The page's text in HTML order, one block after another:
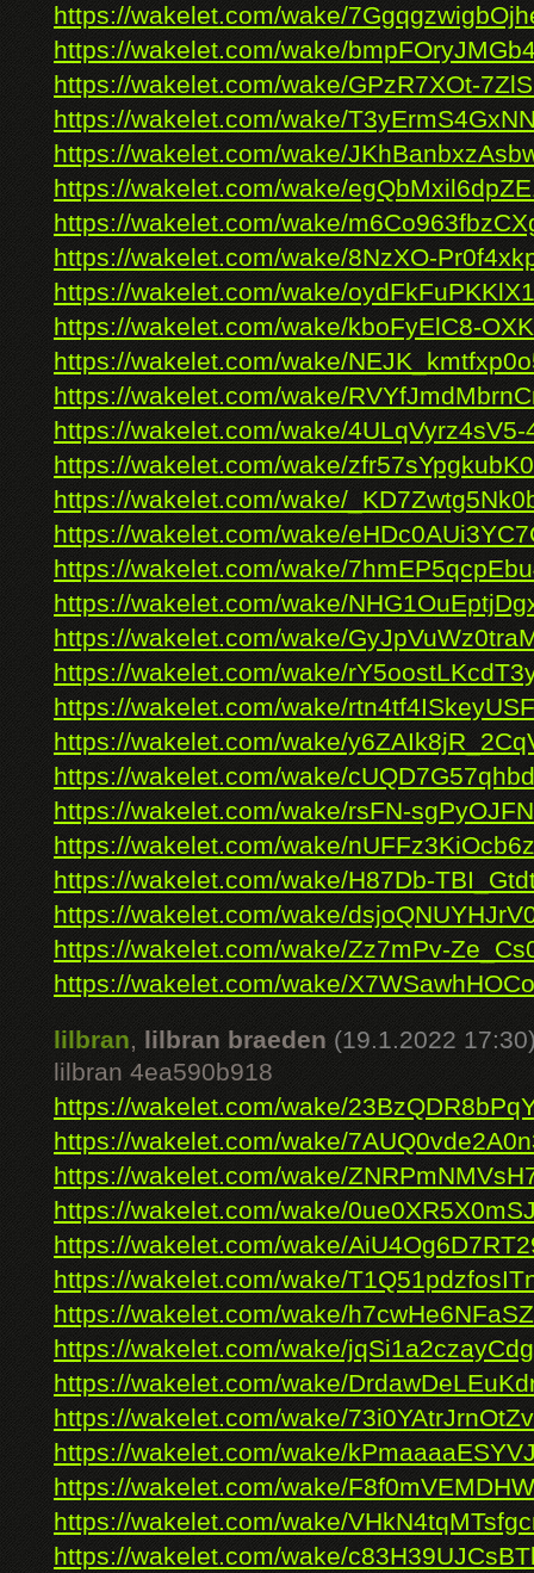
https://wakelet.com/wake/
https://wakelet.com/wake/
https://wakelet.com/wake/GPzR7XOt-
https://wakelet.com/wake/
https://wakelet.com/wake/
https://wakelet.com/wake/
https://wakelet.com/wake/
https://wakelet.com/wake/8NzXO-
https://wakelet.com/wake/
https://wakelet.com/wake/kboFyElC8-
https://wakelet.com/wake/
https://wakelet.com/wake/
https://wakelet.com/wake/4ULqVyrz4sV5-
https://wakelet.com/wake/
https://wakelet.com/wake/
https://wakelet.com/wake/
https://wakelet.com/wake/
https://wakelet.com/wake/
https://wakelet.com/wake/
https://wakelet.com/wake/
https://wakelet.com/wake/
https://wakelet.com/wake/
https://wakelet.com/wake/
https://wakelet.com/wake/rsFN-
https://wakelet.com/wake/
https://wakelet.com/wake/H87Db-
https://wakelet.com/wake/
https://wakelet.com/wake/Zz7mPv-
https://wakelet.com/wake/
lilbran, lilbran braeden (19.1.2022
lilbran 4ea590b918
https://wakelet.com/wake/
https://wakelet.com/wake/
https://wakelet.com/wake/
https://wakelet.com/wake/
https://wakelet.com/wake/
https://wakelet.com/wake/
https://wakelet.com/wake/
https://wakelet.com/wake/
https://wakelet.com/wake/
https://wakelet.com/wake/
https://wakelet.com/wake/
https://wakelet.com/wake/
https://wakelet.com/wake/
https://wakelet.com/wake/